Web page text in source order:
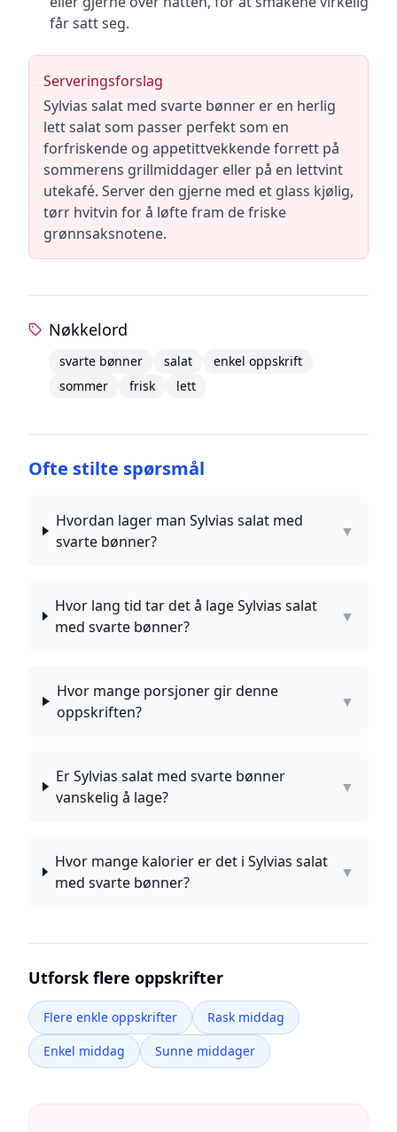
får satt seg.
Serveringsforslag
Sylvias salat med svarte bønner er en herlig
lett salat som passer perfekt som en
forfriskende og appetittvekkende forrett på
sommerens grillmiddager eller på en lettvint
utekafé. Server den gjerne med et glass kjølig,
tørr hvitvin for å løfte fram de friske
grønnsaksnotene.
Nøkkelord
svarte bønner salat
enkel oppskrift
sommer
frisk lett
Ofte stilte spørsmål
Hvordan lager man Sylvias salat med
svarte bønner?
▼
Hvor lang tid tar det å lage Sylvias salat
med svarte bønner?
▼
Hvor mange porsjoner gir denne
oppskriften?
▼
Er Sylvias salat med svarte bønner
vanskelig å lage?
▼
Hvor mange kalorier er det i Sylvias salat
med svarte bønner?
▼
Utforsk flere oppskrifter
Flere enkle oppskrifter
Rask middag
Enkel middag
Sunne middager